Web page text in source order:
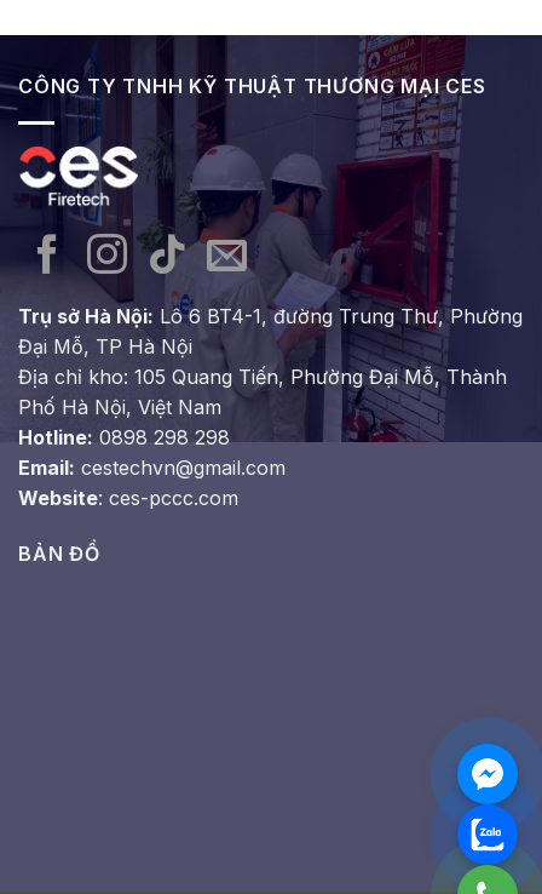
ưu
cho
mọi
công
trình
Biến
Cách
Lựa
Chọn
Hệ
Thống
Phù
Hợp
Cho
Các
Công
Trình
bình
cháy
phổ
biến
hiện
nay
–
Cách
chọn
lựa
đúng
chuẩn
cho
các
công
trình
CÔNG TY TNHH KỸ THUẬT THƯƠNG MẠI CES
Trụ sở Hà Nội: Lô 6 BT4-1, đường Trung Thư, Phường
Đại Mỗ, TP Hà Nội
Địa chỉ kho: 105 Quang Tiến, Phường Đại Mỗ, Thành
Phố Hà Nội, Việt Nam
Hotline:0898 298 298
Email: cestechvn@gmail.com
Website: ces-pccc.com
BẢN ĐỒ